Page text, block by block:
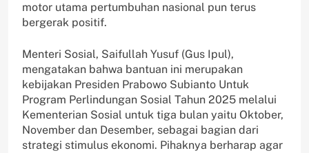
motor utama pertumbuhan nasional pun terus
bergerak positif.
Menteri Sosial, Saifullah Yusuf (Gus Ipul),
mengatakan bahwa bantuan ini merupakan
kebijakan Presiden Prabowo Subianto Untuk
Program Perlindungan Sosial Tahun 2025 melalui
Kementerian Sosial untuk tiga bulan yaitu Oktober,
November dan Desember, sebagai bagian dari
strategi stimulus ekonomi. Pihaknya berharap agar